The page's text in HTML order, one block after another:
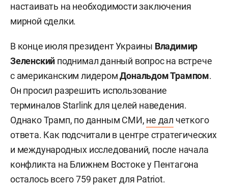
настаивать на необходимости заключения
мирной сделки.
В конце июля президент Украины Владимир
Зеленский поднимал данный вопрос на встрече
с американским лидеромДональдом Трампом.
Он просил разрешить использование
терминалов Starlink для целей наведения.
Однако Трамп, по данным СМИ, не дал четкого
ответа. Как подсчитали в центре стратегических
и международных исследований, после начала
конфликта на Ближнем Востоке у Пентагона
осталось всего 759 ракет для Patriot.